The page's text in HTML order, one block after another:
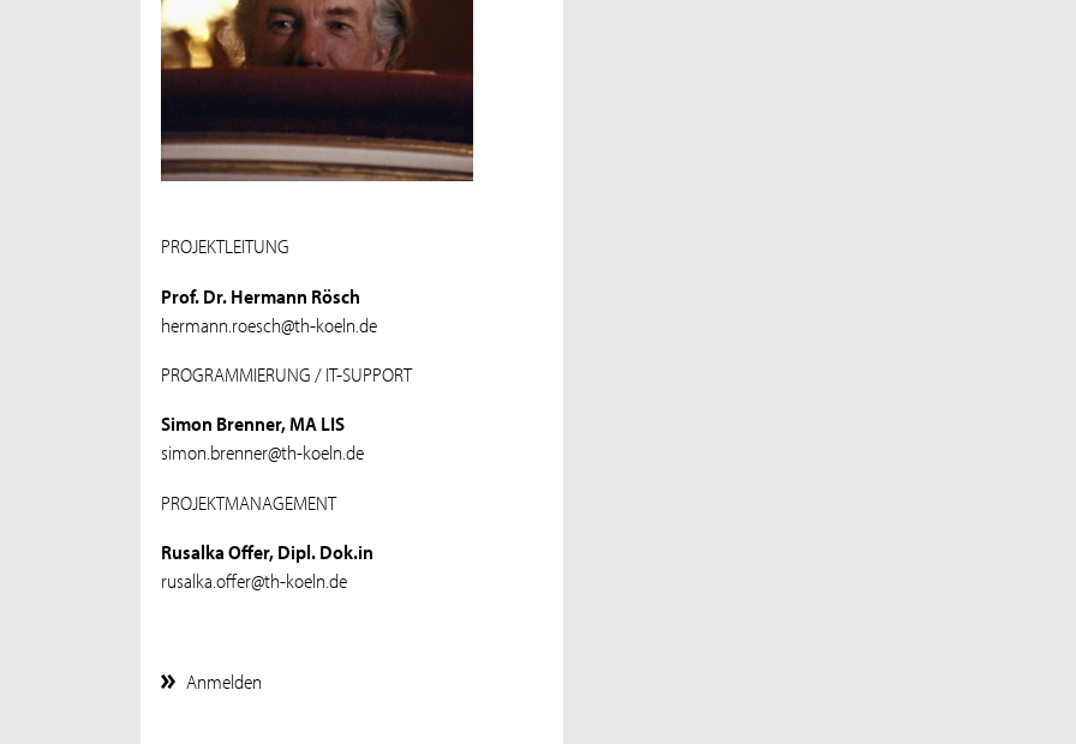
PROJEKTLEITUNG
Prof. Dr. Hermann Rösch
hermann.roesch@th-koeln.de
PROGRAMMIERUNG / IT-SUPPORT
Simon Brenner, MA LIS
simon.brenner@th-koeln.de
PROJEKTMANAGEMENT
Rusalka Offer, Dipl. Dok.in
rusalka.offer@th-koeln.de
Anmelden